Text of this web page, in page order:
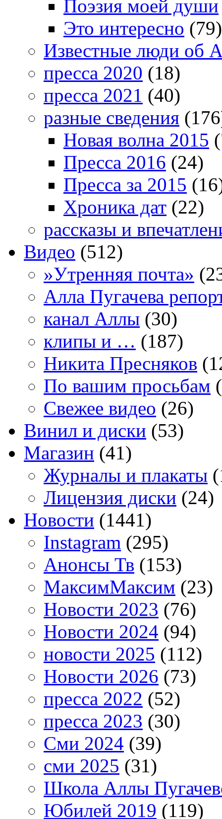
Поэзия моей души
Это интересно (79)
Известные люди об
пресса 2020 (18)
пресса 2021 (40)
разные сведения
Новая волна 2015
Пресса 2016 (24)
Пресса за 2015
Хроника дат (22)
рассказы и
Видео (512)
»Утренняя почта»
Алла Пугачева
канал Аллы (30)
клипы и … (187)
Никита Пресняков
По вашим просьбам
Свежее видео (26)
Винил и диски (53)
Магазин (41)
Журналы и плакаты
Лицензия диски (24)
Новости (1441)
Instagram (295)
Анонсы Тв (153)
МаксимМаксим (23)
Новости 2023 (76)
Новости 2024 (94)
новости 2025 (112)
Новости 2026 (73)
пресса 2022 (52)
пресса 2023 (30)
Сми 2024 (39)
сми 2025 (31)
Школа Аллы
Юбилей 2019 (119)